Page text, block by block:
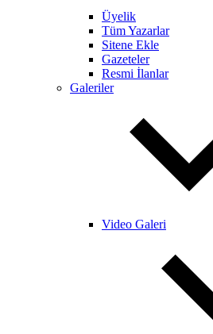
Üyelik
Tüm Yazarlar
Sitene Ekle
Gazeteler
Resmi İlanlar
Galeriler
Video Galeri